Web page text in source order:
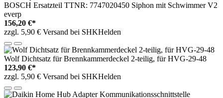
BOSCH Ersatzteil TTNR: 7747020450 Siphon mit Schwimmer V2
everp
156,20 €*
zzgl. 5,90 € Versand bei SHKHelden
Wolf Dichtsatz für Brennkammerdeckel 2-teilig, für HVG-29-48
123,90 €*
zzgl. 5,90 € Versand bei SHKHelden